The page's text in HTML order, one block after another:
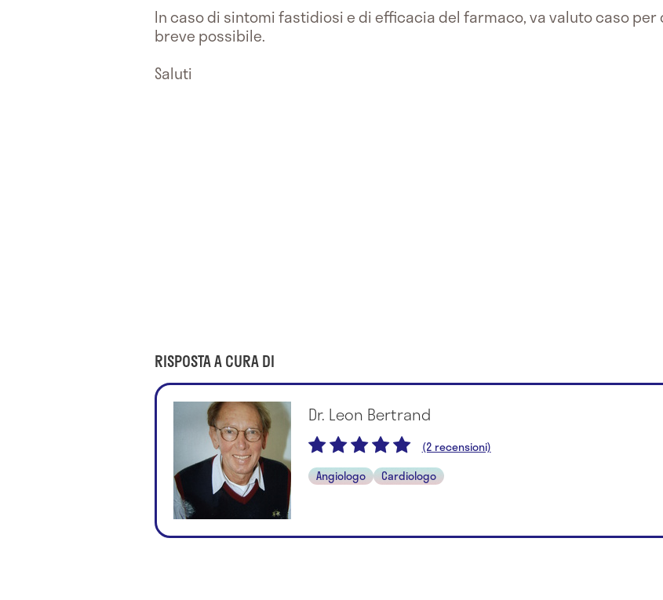
In caso di sintomi fastidiosi e di efficacia del farmaco, va valuto caso
breve possibile.
Saluti
RISPOSTA A CURA DI
Dr. Leon Bertrand
(2 recensioni)
Angiologo
Cardiologo